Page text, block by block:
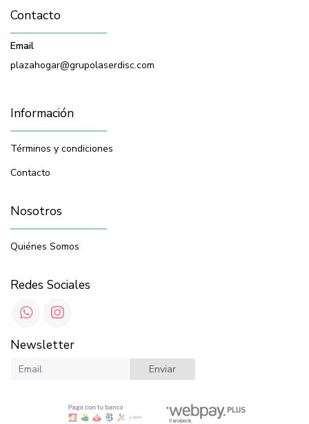
Contacto
Email
plazahogar@grupolaserdisc.com
Información
Términos y condiciones
Contacto
Nosotros
Quiénes Somos
Redes Sociales
Newsletter
Enviar